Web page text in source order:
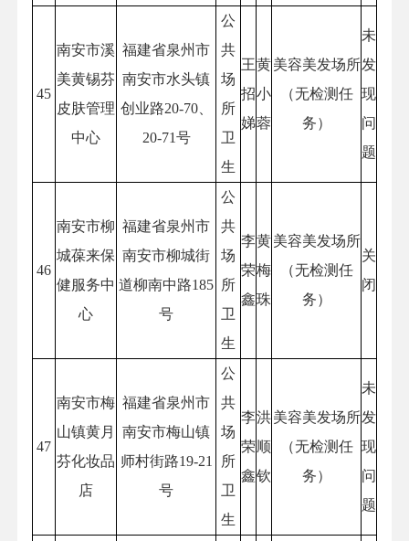
45
南安市溪
美黄锡芬
皮肤管理
中心
福建省泉州市
南安市水头镇
创业路20-70、
20-71号
公
共
场
所
卫
生
王
招
娣
黄
小
蓉
美容美发场所
（无检测任
务）
未
发
现
问
题
46
南安市柳
城葆来保
健服务中
心
福建省泉州市
南安市柳城街
道柳南中路185
号
公
共
场
所
卫
生
李
荣
鑫
黄
梅
珠
美容美发场所
（无检测任
务）
关
闭
47
南安市梅
山镇黄月
芬化妆品
店
福建省泉州市
南安市梅山镇
师村街路19-21
号
公
共
场
所
卫
生
李
荣
鑫
洪
顺
钦
美容美发场所
（无检测任
务）
未
发
现
问
题